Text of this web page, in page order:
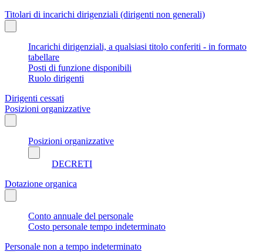
Titolari di incarichi dirigenziali (dirigenti non generali)
Incarichi dirigenziali, a qualsiasi titolo conferiti - in formato
tabellare
Posti di funzione disponibili
Ruolo dirigenti
Dirigenti cessati
Posizioni organizzative
Posizioni organizzative
DECRETI
Dotazione organica
Conto annuale del personale
Costo personale tempo indeterminato
Personale non a tempo indeterminato